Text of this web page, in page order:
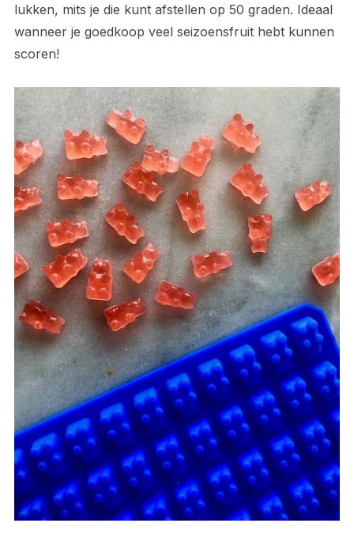
lukken, mits je die kunt afstellen op 50 graden. Ideaal
wanneer je goedkoop veel seizoensfruit hebt kunnen
scoren!